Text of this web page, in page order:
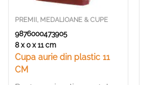
PREMII, MEDALIOANE & CUPE
9876000473905
8 x 0 x 11 cm
Cupa aurie din plastic 11
CM